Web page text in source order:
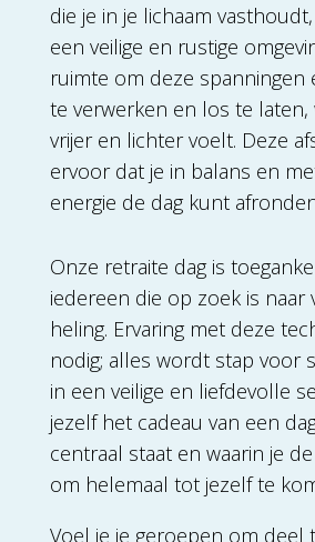
die je in je lichaam
een veilige en rustige
ruimte om deze spanningen
te verwerken en los te laten,
vrijer en lichter voelt. Deze
ervoor dat je in balans en
energie de dag kunt
Onze retraite dag is
iedereen die op zoek is naar
heling. Ervaring met deze
nodig; alles wordt stap voor
in een veilige en liefdevolle
jezelf het cadeau van een
centraal staat en waarin je
om helemaal tot jezelf te
Voel je je geroepen om deel